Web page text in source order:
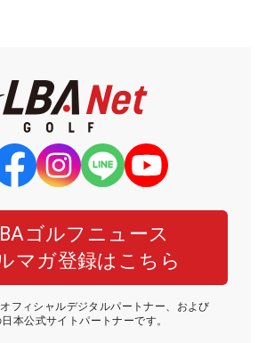
ゴルフニュース
マガ登録はこちら
フィシャルデジタルパートナー、および
日本公式サイトパートナーです。